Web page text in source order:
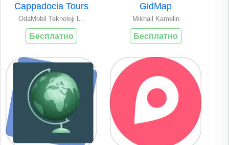
Cappadocia Tours
OdaMobil Teknoloji L..
Бесплатно
GidMap
Mikhail Kamelin
Бесплатно